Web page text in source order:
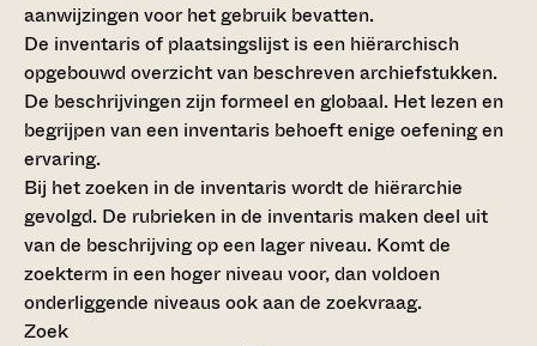
aanwijzingen voor het gebruik bevatten.
De inventaris of plaatsingslijst is een hiërarchisch
opgebouwd overzicht van beschreven archiefstukken.
De beschrijvingen zijn formeel en globaal. Het lezen en
begrijpen van een inventaris behoeft enige oefening en
ervaring.
Bij het zoeken in de inventaris wordt de hiërarchie
gevolgd. De rubrieken in de inventaris maken deel uit
van de beschrijving op een lager niveau. Komt de
zoekterm in een hoger niveau voor, dan voldoen
onderliggende niveaus ook aan de zoekvraag.
Zoek